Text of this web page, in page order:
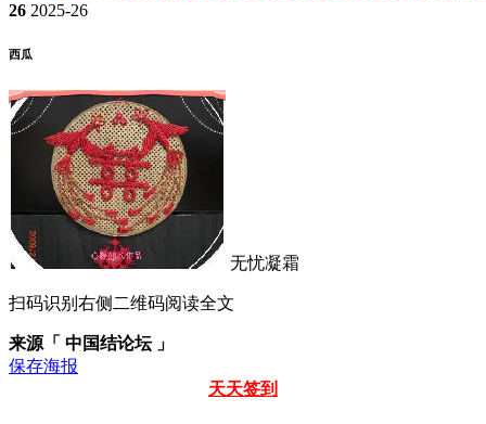
26 2025-26
西瓜
无忧凝霜
扫码识别右侧二维码阅读全文
来源「 中国结论坛 」
保存海报
天天签到